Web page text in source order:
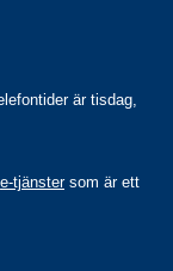
är tisdag,
e-tjänster som är ett